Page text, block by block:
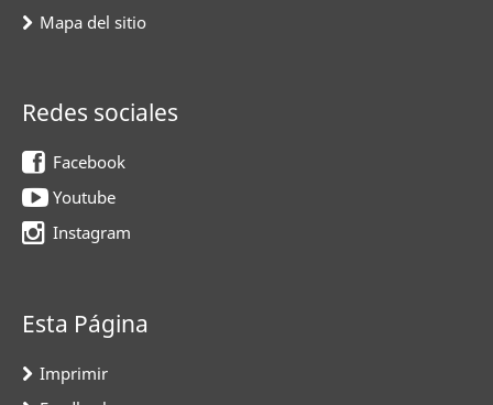
Mapa del sitio
Redes sociales
Facebook
Youtube
Instagram
Esta Página
Imprimir